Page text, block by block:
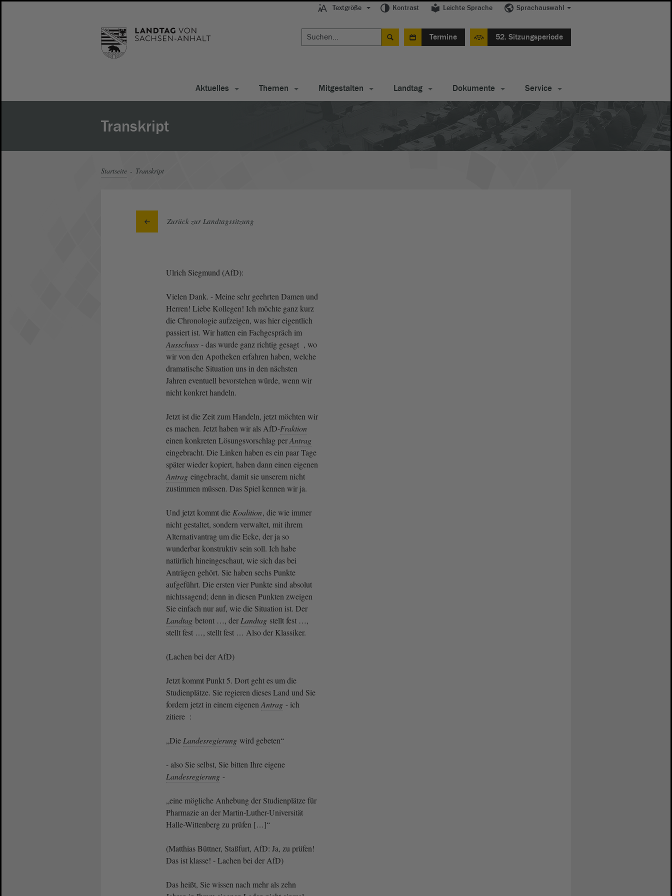
Textgröße Kontrast Leichte Sprache Sprachauswahl
Termine 52. Sitzungsperiode
Aktuelles Themen Mitgestalten Landtag Dokumente Service
Transkript
Startseite Transkript
Zurück zur Landtagssitzung
Ulrich Siegmund (AfD):
Vielen Dank. - Meine sehr geehrten Damen und
Herren! Liebe Kollegen! Ich möchte ganz kurz
die Chronologie aufzeigen, was hier eigentlich
passiert ist. Wir hatten ein Fachgespräch im
Ausschuss - das wurde ganz richtig gesagt , wo
wir von den Apotheken erfahren haben, welche
dramatische Situation uns in den nächsten
Jahren eventuell bevorstehen würde, wenn wir
nicht konkret handeln.
Jetzt ist die Zeit zum Handeln, jetzt möchten wir
es machen. Jetzt haben wir als AfD-Fraktion
einen konkreten Lösungsvorschlag perAntrag
eingebracht. Die Linken haben es ein paar Tage
später wieder kopiert, haben dann einen eigenen
Antrag eingebracht, damit sie unserem nicht
zustimmen müssen. Das Spiel kennen wir ja.
Und jetzt kommt die Koalition, die wie immer
nicht gestaltet, sondern verwaltet, mit ihrem
Alternativantrag um die Ecke, der ja so
wunderbar konstruktiv sein soll. Ich habe
natürlich hineingeschaut, wie sich das bei
Anträgen gehört. Sie haben sechs Punkte
aufgeführt. Die ersten vier Punkte sind absolut
nichtssagend; denn in diesen Punkten zweigen
Sie einfach nur auf, wie die Situation ist. Der
Landtag betont …, der Landtag stellt fest …,
stellt fest …, stellt fest … Also der Klassiker.
(Lachen bei der AfD)
Jetzt kommt Punkt 5. Dort geht es um die
Studienplätze. Sie regieren dieses Land und Sie
fordern jetzt in einem eigenen Antrag - ich
zitiere :
„Die Landesregierung wird gebeten“
- also Sie selbst, Sie bitten Ihre eigene
Landesregierung -
„eine mögliche Anhebung der Studienplätze für
Pharmazie an der Martin-Luther-Universität
Halle-Wittenberg zu prüfen […]“
(Matthias Büttner, Staßfurt, AfD: Ja, zu prüfen!
Das ist klasse! - Lachen bei der AfD)
Das heißt, Sie wissen nach mehr als zehn